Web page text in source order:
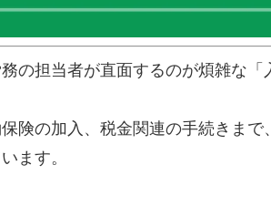
の担当者が直面するのが煩雑な「
険の加入、税金関連の手続きま
ます。